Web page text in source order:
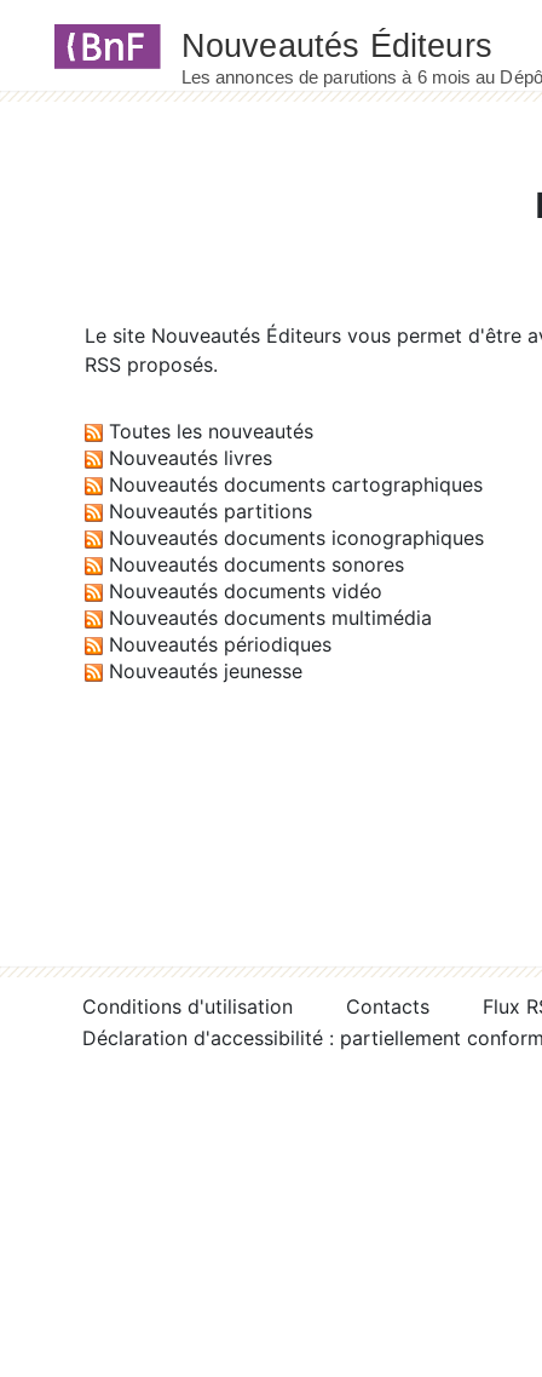
Le site Nouveautés Éditeurs vous permet d'être
RSS proposés.
Toutes les nouveautés
Nouveautés livres
Nouveautés documents cartographiques
Nouveautés partitions
Nouveautés documents iconographiques
Nouveautés documents sonores
Nouveautés documents vidéo
Nouveautés documents multimédia
Nouveautés périodiques
Nouveautés jeunesse
Conditions d'utilisation Contacts
Flux
Déclaration d'accessibilité : partiellement